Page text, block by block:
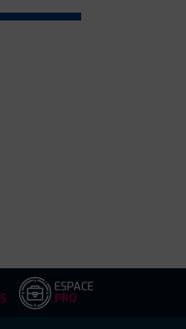
ESPACE
PRO